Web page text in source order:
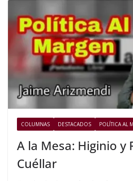
COLUMNAS DESTACADOS POLÍTICA AL
A la Mesa: Higinio y
Cuéllar